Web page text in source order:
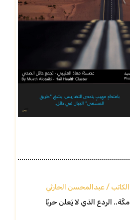
الكاتب / عبدالمحسن الحارثي
مكّة.. الردع الذي لا يُعلن حربًا